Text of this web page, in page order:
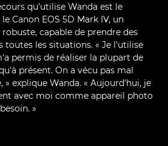
qu'utilise Wanda est le
Canon EOS 5D Mark IV, un
capable de prendre des
toutes les situations. « Je l'utilise
permis de réaliser la plupart de
présent. On a vécu pas mal
» explique Wanda. « Aujourd'hui, je
avec moi comme appareil photo
»